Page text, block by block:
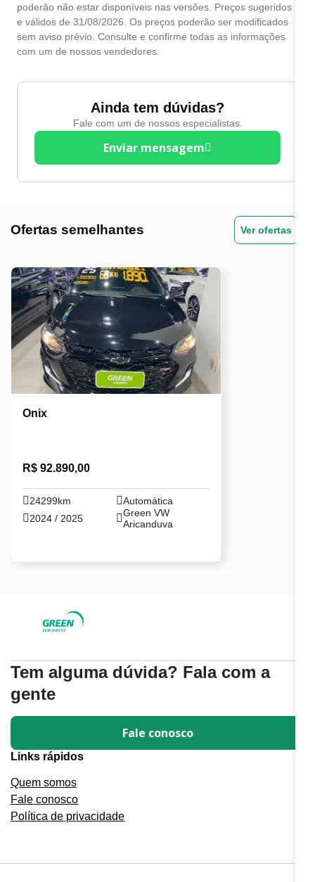
poderão não estar disponíveis nas versões. Preços sugeridos
e válidos de 31/08/2026. Os preços poderão ser modificados
sem aviso prévio. Consulte e confirme todas as informações
com um de nossos vendedores.
Ainda tem dúvidas?
Fale com um de nossos especialistas.
Enviar mensagem
Ofertas semelhantes Ver ofertas
Onix
R$ 92.890,00
24299km
Automática
2024 / 2025
Green VW
Aricanduva
Tem alguma dúvida? Fala com a
gente
Fale conosco
Links rápidos
Quem somos
Fale conosco
Política de privacidade